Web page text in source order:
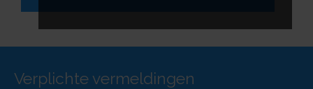
Verplichte vermeldingen